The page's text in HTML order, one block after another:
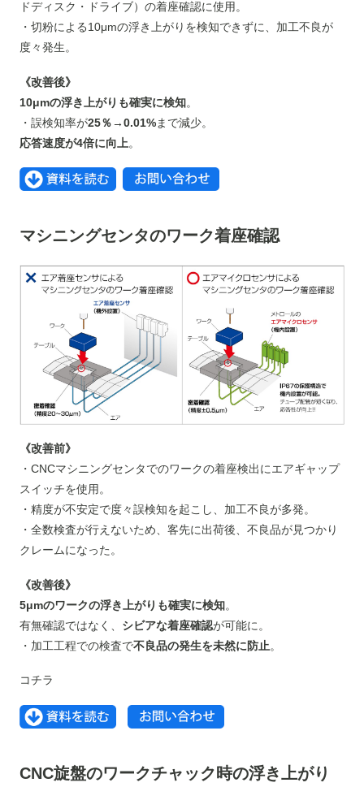
ドディスク・ドライブ）の着座確認に使用。
・切粉による10μmの浮き上がりを検知できずに、加工不良が
度々発生。
《改善後》
10μmの浮き上がりも確実に検知。
・誤検知率が25％→0.01%まで減少。
応答速度が4倍に向上。
マシニングセンタのワーク着座確認
《改善前》
・CNCマシニングセンタでのワークの着座検出にエアギャップ
スイッチを使用。
・精度が不安定で度々誤検知を起こし、加工不良が多発。
・全数検査が行えないため、客先に出荷後、不良品が見つかり
クレームになった。
《改善後》
5μmのワークの浮き上がりも確実に検知。
有無確認ではなく、 シビアな着座確認が可能に。
・加工工程での検査で不良品の発生を未然に防止。
コチラ
CNC旋盤のワークチャック時の浮き上がり